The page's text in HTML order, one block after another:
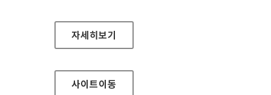
한국산업기술시험원 홈페이지
자세히보기
사이트이동